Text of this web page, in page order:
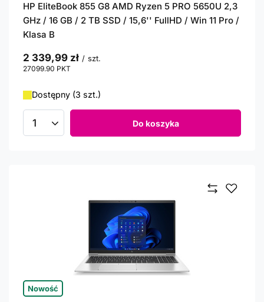
HP EliteBook 855 G8 AMD Ryzen 5 PRO 5650U 2,3
GHz / 16 GB / 2 TB SSD / 15,6'' FullHD / Win 11 Pro /
Klasa B
2 339,99 zł / szt.
27099.90 PKT
Dostępny (3 szt.)
Ilość produktów Do koszyka
Nowość